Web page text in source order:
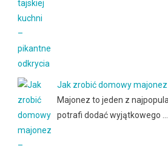
Jak zrobić domowy
Majonez to jeden z
potrafi dodać wyjątkowego …